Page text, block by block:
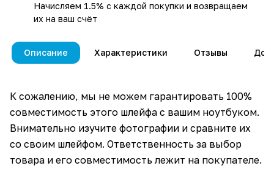
Начисляем 1.5% с каждой покупки и возвращаем
их на ваш счёт
Описание Характеристики Отзывы
К сожалению, мы не можем гарантировать 100%
совместимость этого шлейфа с вашим ноутбуком.
Внимательно изучите фотографии и сравните их
со своим шлейфом. Ответственность за выбор
товара и его совместимость лежит на покупателе.